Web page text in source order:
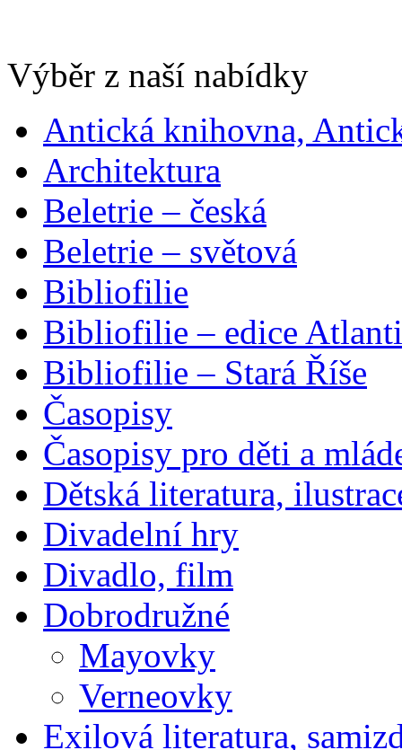
Výběr z naší nabídky
Antická knihovna,
Architektura
Beletrie – česká
Beletrie – světová
Bibliofilie
Bibliofilie – edice
Bibliofilie – Stará Říše
Časopisy
Časopisy pro děti a
Dětská literatura,
Divadelní hry
Divadlo, film
Dobrodružné
Mayovky
Verneovky
Exilová literatura,